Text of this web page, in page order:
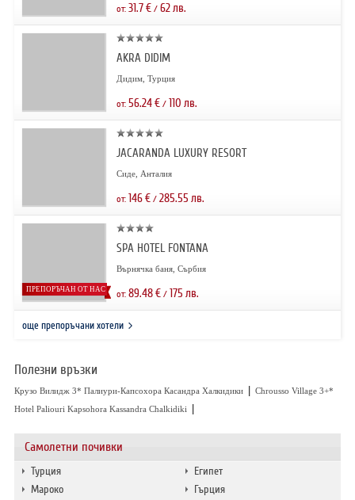
Самолетни почивки
Турция
Египет
Мароко
Гърция
от: 31.7€/ 62лв.
AKRA DIDIM
Дидим, Турция
от: 56.24€/ 110 лв.
JACARANDA LUXURY RESORT
Сиде, Анталия
от: 146€/ 285.55 лв.
ПРЕПОРЪЧАН ОТ НАС
SPA HOTEL FONTANA
Върнячка баня, Сърбия
от: 89.48€/ 175 лв.
още препоръчани хотели
Полезни връзки
Крузо Вилидж 3* Палиури-Капсохора Касандра Халкидики | Chrousso Village 3+*
Hotel Paliouri Kapsohora Kassandra Chalkidiki
|